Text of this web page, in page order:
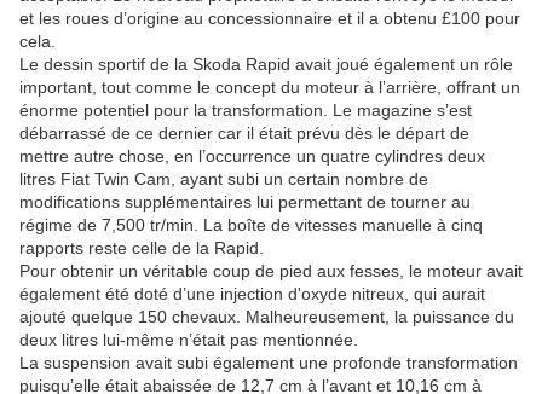
et les roues d’origine au concessionnaire et il a obtenu £100 pour
cela.
Le dessin sportif de la Skoda Rapid avait joué également un rôle
important, tout comme le concept du moteur à l’arrière, offrant un
énorme potentiel pour la transformation. Le magazine s’est
débarrassé de ce dernier car il était prévu dès le départ de
mettre autre chose, en l’occurrence un quatre cylindres deux
litres Fiat Twin Cam, ayant subi un certain nombre de
modifications supplémentaires lui permettant de tourner au
régime de 7,500 tr/min. La boîte de vitesses manuelle à cinq
rapports reste celle de la Rapid.
Pour obtenir un véritable coup de pied aux fesses, le moteur avait
également été doté d’une injection d'oxyde nitreux, qui aurait
ajouté quelque 150 chevaux. Malheureusement, la puissance du
deux litres lui-même n’était pas mentionnée.
La suspension avait subi également une profonde transformation
puisqu’elle était abaissée de 12,7 cm à l’avant et 10,16 cm à